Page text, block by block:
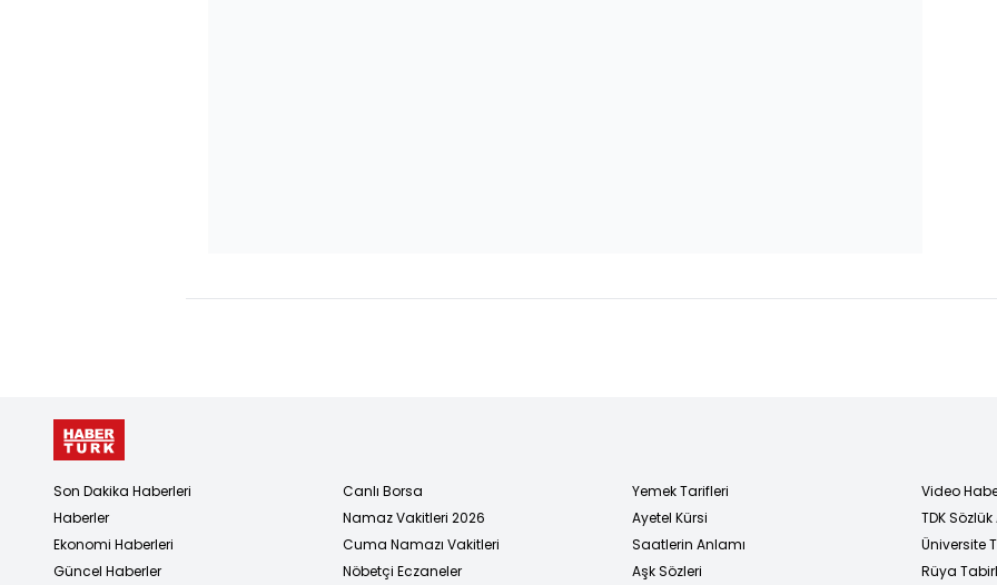
Son Dakika Haberleri
Haberler
Ekonomi Haberleri
Güncel Haberler
Canlı Borsa
Namaz Vakitleri 2026
Cuma Namazı Vakitleri
Nöbetçi Eczaneler
Yemek Tarifleri
Ayetel Kürsi
Saatlerin Anlamı
Aşk Sözleri
Video
TDK
Üniversite
Rüya